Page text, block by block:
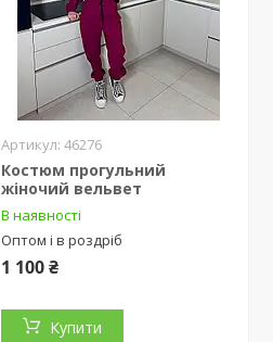
46276
Костюм прогульний
жіночий вельвет
В наявності
Оптом і в роздріб
1 100 ₴
Купити